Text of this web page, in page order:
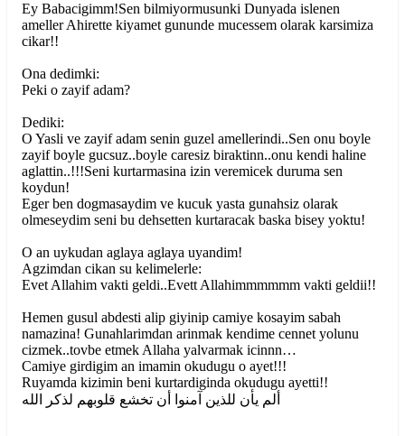
Ey Babacigimm!Sen bilmiyormusunki Dunyada islenen
ameller Ahirette kiyamet gununde mucessem olarak karsimiza
cikar!!
Ona dedimki:
Peki o zayif adam?
Dediki:
O Yasli ve zayif adam senin guzel amellerindi..Sen onu boyle
zayif boyle gucsuz..boyle caresiz biraktinn..onu kendi haline
aglattin..!!!Seni kurtarmasina izin veremicek duruma sen
koydun!
Eger ben dogmasaydim ve kucuk yasta gunahsiz olarak
olmeseydim seni bu dehsetten kurtaracak baska bisey yoktu!
O an uykudan aglaya aglaya uyandim!
Agzimdan cikan su kelimelerle:
Evet Allahim vakti geldi..Evett Allahimmmmmm vakti geldii!!
Hemen gusul abdesti alip giyinip camiye kosayim sabah
namazina! Gunahlarimdan arinmak kendime cennet yolunu
cizmek..tovbe etmek Allaha yalvarmak icinnn…
Camiye girdigim an imamin okudugu o ayet!!!
Ruyamda kizimin beni kurtardiginda okudugu ayetti!!
ألم يأن للذين آمنوا أن تخشع قلوبهم لذكر الله